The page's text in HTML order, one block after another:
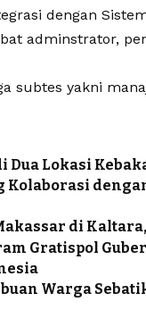
dengan
adminstrator,
subtes yakni
Dua Lokasi
Kolaborasi
di
Gratispol
Warga